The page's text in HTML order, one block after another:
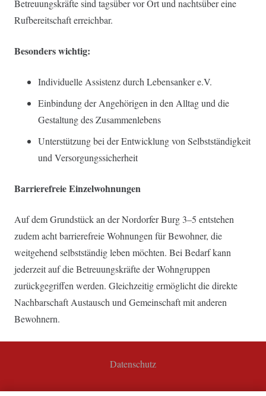
Betreuungskräfte sind tagsüber vor Ort und nachtsüber eine
Rufbereitschaft erreichbar.
Besonders wichtig:
Individuelle Assistenz durch Lebensanker e.V.
Einbindung der Angehörigen in den Alltag und die
Gestaltung des Zusammenlebens
Unterstützung bei der Entwicklung von Selbstständigkeit
und Versorgungssicherheit
Barrierefreie Einzelwohnungen
Auf dem Grundstück an der Nordorfer Burg 3–5 entstehen
zudem acht barrierefreie Wohnungen für Bewohner, die
weitgehend selbstständig leben möchten. Bei Bedarf kann
jederzeit auf die Betreuungskräfte der Wohngruppen
zurückgegriffen werden. Gleichzeitig ermöglicht die direkte
Nachbarschaft Austausch und Gemeinschaft mit anderen
Bewohnern.
Datenschutz